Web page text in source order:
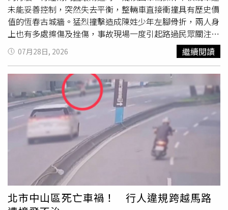
未能妥善控制，突然失去平衡，整輛車直接衝撞具有歷史價
值的恆春古城牆。猛烈撞擊造成陳姓少年左腳骨折，兩人身
上也有多處擦傷及挫傷，事故現場一度引起路過民眾關注，
消防救護人員獲報後立即趕抵現場，將兩名傷者送往南門醫
院接受治療，所幸兩人送醫時意識清楚，均無生命危險。恆
春警分局表示，警方於當日晚間8時40分巡邏時發現這起事
故，第一時間立即封鎖現場並協助傷者就醫，同時針對駕駛
進行酒測及毒品唾液快篩。檢測結果顯示，陳姓少年酒測值
為0.00mg/L，沒有酒後駕車情形，毒品快篩結果亦呈陰
性，初步排除酒駕 及毒駕因素，詳細事故原因仍有待警方進
一步調查釐清，包括是否因車速過快、操作失誤或路況因素
導致失控。雖然此次事故未涉及
或毒駕，但警方仍發現
駕駛違反微型電動二輪車不得附載乘客的規定，已依《道路
交通管理處罰條例》第76條第1項第1款依法開罰，可處新
臺幣300元以上、600元以下罰鍰。警方提醒，微型電動二
輪車雖然車速較一般機車低，但仍屬道路交通工具，一旦違
規雙載或未依規定安全駕駛，遇到突發狀況時容易失去平
07月28日, 2026 繼續閱讀
北市中山區死亡車禍！ 行人違規跨越馬路